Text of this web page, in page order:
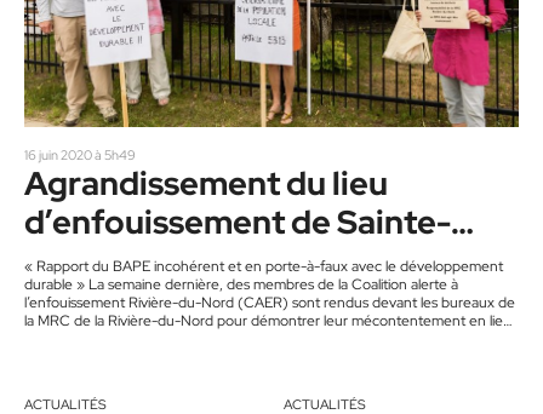
16 juin 2020 à 5h49
Agrandissement du lieu
d’enfouissement de Sainte-
Sophie
« Rapport du BAPE incohérent et en porte-à-faux avec le développement
durable » La semaine dernière, des membres de la Coalition alerte à
l’enfouissement Rivière-du-Nord (CAER) sont rendus devant les bureaux de
la MRC de la Rivière-du-Nord pour démontrer leur mécontentement en lien
du-Nord et Lucie Massé et Marcel Gosselin, co-porte-paroles…
ACTUALITÉS ACTUALITÉS